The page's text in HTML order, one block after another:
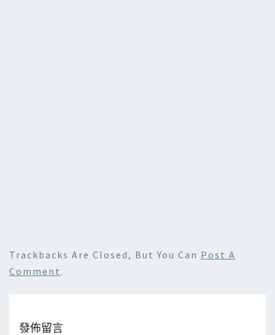
Trackbacks Are Closed, But You Can Post A
Comment .
發佈留言